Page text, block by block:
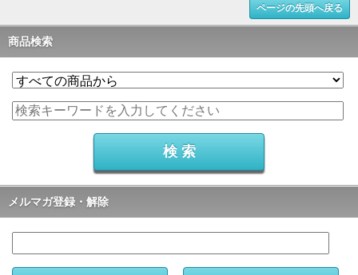
ページの先頭へ戻る
商品検索
メルマガ登録・解除